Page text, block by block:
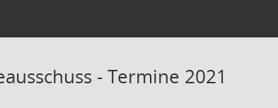
- Termine 2021